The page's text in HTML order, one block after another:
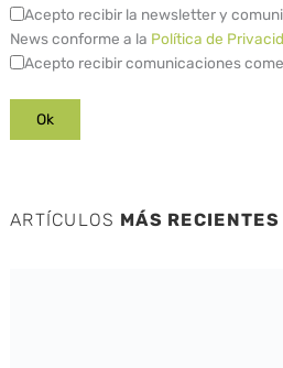
Acepto recibir la newsletter y
News conforme a la Política de
Acepto recibir comunicaciones
ARTÍCULOS MÁS RECIENTES